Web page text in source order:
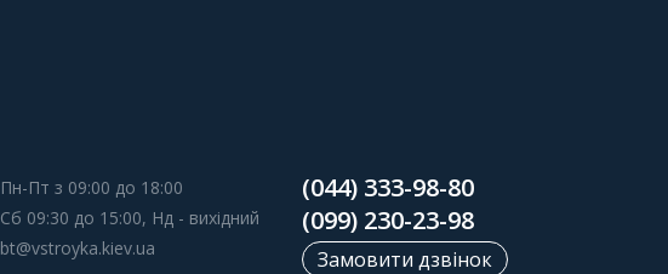
Пн-Пт з 09:00 до 18:00
Сб 09:30 до 15:00, Нд - вихідний
bt@vstroyka.kiev.ua
(044) 333-98-80
(099) 230-23-98
Замовити дзвінок